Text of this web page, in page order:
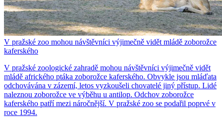
V pražské zoo mohou návštěvníci výjimečně vidět mládě zoborožce
kaferského
V pražské zoologické zahradě mohou návštěvníci výjimečně vidět
mládě afrického ptáka zoborožce kaferského. Obvykle jsou mláďata
odchovávána v zázemí, letos vyzkoušeli chovatelé jiný přístup. Lidé
naleznou zoborožce ve výběhu u antilop. Odchov zoborožce
kaferského patří mezi náročnější. V pražské zoo se podařil poprvé v
roce 1994.